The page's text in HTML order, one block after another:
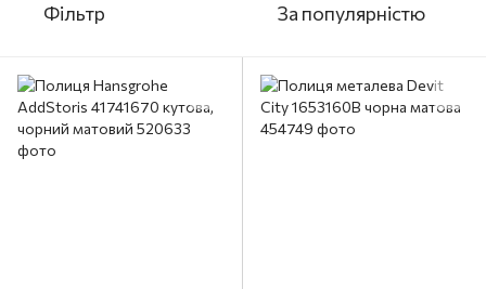
Фільтр За популярністю